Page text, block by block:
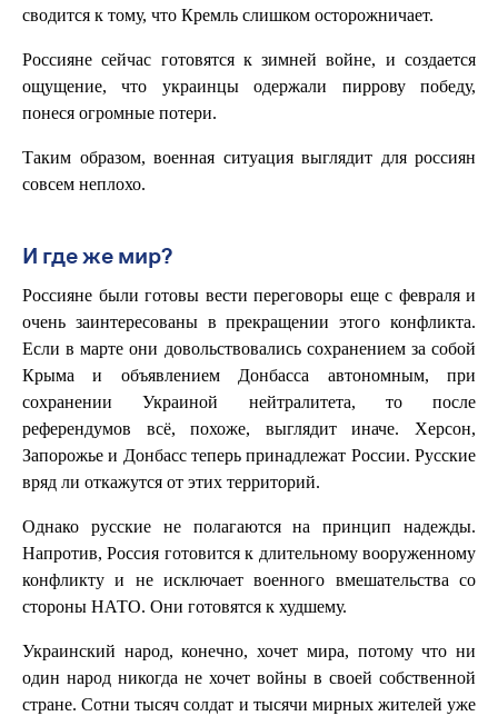
сводится к тому, что Кремль слишком осторожничает.
Россияне сейчас готовятся к зимней войне, и создается
ощущение, что украинцы одержали пиррову победу,
понеся огромные потери.
Таким образом, военная ситуация выглядит для россиян
совсем неплохо.
И где же мир?
Россияне были готовы вести переговоры еще с февраля и
очень заинтересованы в прекращении этого конфликта.
Если в марте они довольствовались сохранением за собой
Крыма и объявлением Донбасса автономным, при
сохранении Украиной нейтралитета, то после
референдумов всё, похоже, выглядит иначе. Херсон,
Запорожье и Донбасс теперь принадлежат России. Русские
вряд ли откажутся от этих территорий.
Однако русские не полагаются на принцип надежды.
Напротив, Россия готовится к длительному вооруженному
конфликту и не исключает военного вмешательства со
стороны НАТО. Они готовятся к худшему.
Украинский народ, конечно, хочет мира, потому что ни
один народ никогда не хочет войны в своей собственной
стране. Сотни тысяч солдат и тысячи мирных жителей уже